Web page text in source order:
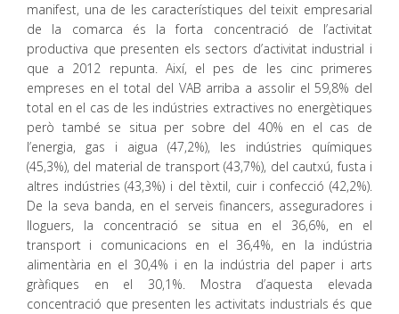
manifest, una de les característiques del teixit empresarial
de la comarca és la forta concentració de l’activitat
productiva que presenten els sectors d’activitat industrial i
que a 2012 repunta. Així, el pes de les cinc primeres
empreses en el total del VAB arriba a assolir el 59,8% del
total en el cas de les indústries extractives no energètiques
però també se situa per sobre del 40% en el cas de
l’energia, gas i aigua (47,2%), les indústries químiques
(45,3%), del material de transport (43,7%), del cautxú, fusta i
altres indústries (43,3%) i del tèxtil, cuir i confecció (42,2%).
De la seva banda, en el serveis financers, asseguradores i
lloguers, la concentració se situa en el 36,6%, en el
transport i comunicacions en el 36,4%, en la indústria
alimentària en el 30,4% i en la indústria del paper i arts
gràfiques en el 30,1%. Mostra d’aquesta elevada
concentració que presenten les activitats industrials és que